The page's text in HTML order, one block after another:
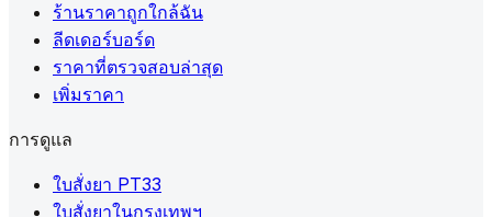
ร้านราคาถูกใกล้ฉัน
ลีดเดอร์บอร์ด
ราคาที่ตรวจสอบล่าสุด
เพิ่มราคา
การดูแล
ใบสั่งยา PT33
ใบสั่งยาในกรุงเทพฯ